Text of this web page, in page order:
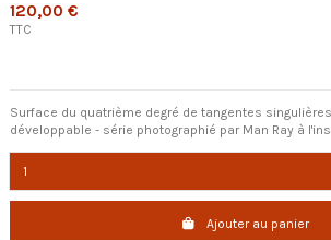
120,00 €
TTC
Surface du quatrième degré de tangentes
développable - série photographié par Man Ray à
Ajouter au panier